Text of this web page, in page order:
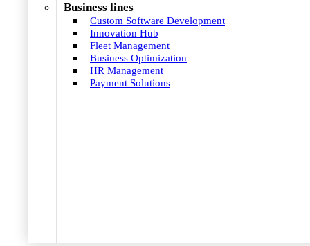
Business lines
Custom Software Development
Innovation Hub
Fleet Management
Business Optimization
HR Management
Payment Solutions